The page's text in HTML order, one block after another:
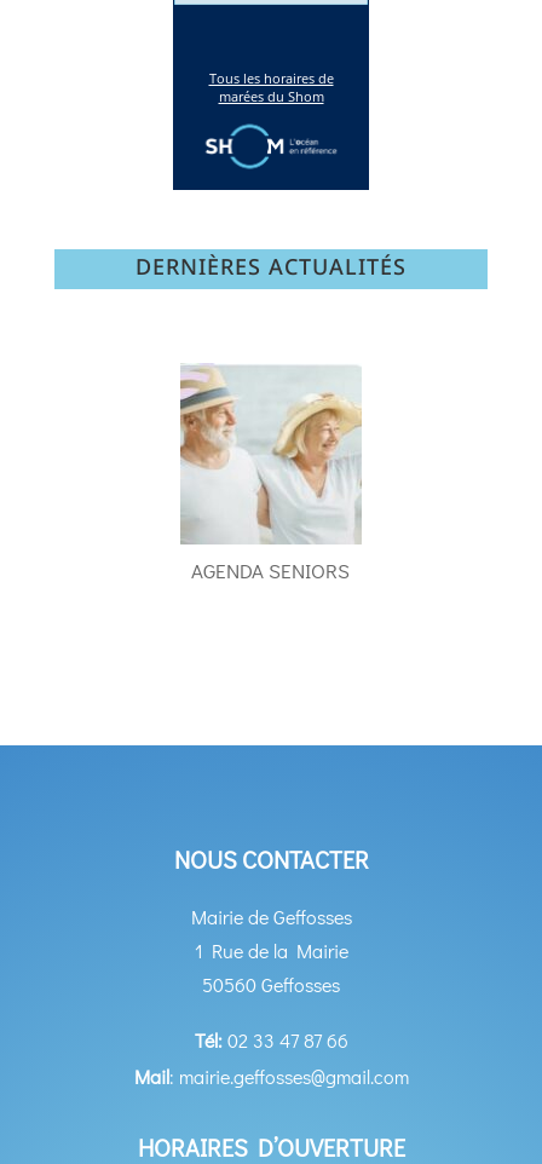
DERNIÈRES ACTUALITÉS
AGENDA SENIORS
NOUS CONTACTER
Mairie de Geffosses
1 Rue de la Mairie
50560 Geffosses
Tél:02 33 47 87 66
Mail: mairie.geffosses@gmail.com
HORAIRES D’OUVERTURE